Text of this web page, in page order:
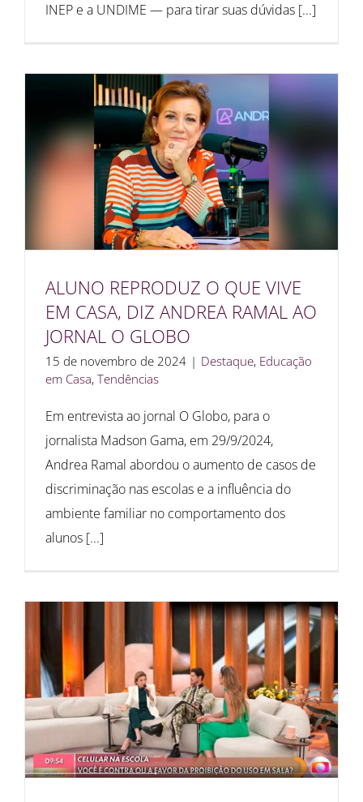
INEP e a UNDIME — para tirar suas dúvidas [...]
ALUNO REPRODUZ O QUE VIVE
EM CASA, DIZ ANDREA RAMAL AO
JORNAL O GLOBO
15 de novembro de 2024 | Destaque, Educação
em Casa, Tendências
Em entrevista ao jornal O Globo, para o
jornalista Madson Gama, em 29/9/2024,
Andrea Ramal abordou o aumento de casos de
discriminação nas escolas e a influência do
ambiente familiar no comportamento dos
alunos [...]